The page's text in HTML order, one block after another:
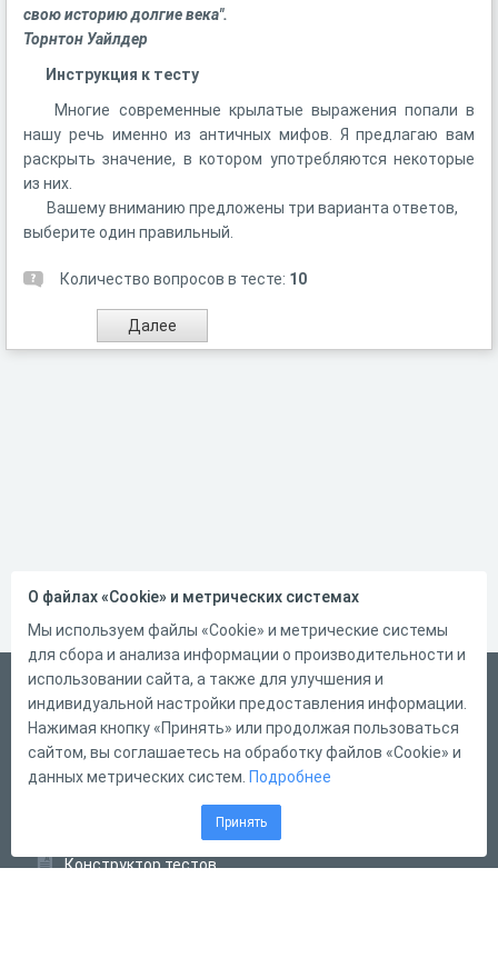
свою историю долгие века".
Торнтон Уайлдер
Инструкция к тесту
Многие современные крылатые выражения попали в
нашу речь именно из античных мифов. Я предлагаю вам
раскрыть значение, в котором употребляются некоторые
из них.
Вашему вниманию предложены три варианта ответов,
выберите один правильный.
Количество вопросов в тесте: 10
Русский
Справка
Форма обратной связи
Конструктор тестов
О файлах «Cookie» и метрических системах
Мы используем файлы «Cookie» и метрические системы
для сбора и анализа информации о производительности и
использовании сайта, а также для улучшения и
индивидуальной настройки предоставления информации.
Нажимая кнопку «Принять» или продолжая пользоваться
сайтом, вы соглашаетесь на обработку файлов «Cookie» и
данных метрических систем. Подробнее
Принять